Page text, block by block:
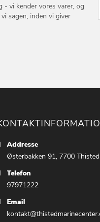
- vi kender vores varer, og
sagen, inden vi giver
Addresse
Østerbakken 91, 7700 Thisted
Telefon
97971222
Email